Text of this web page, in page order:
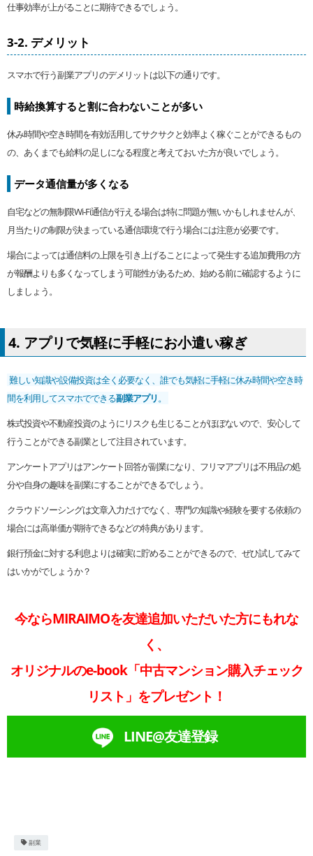
仕事効率が上がることに期待できるでしょう。
3-2. デメリット
スマホで行う副業アプリのデメリットは以下の通りです。
時給換算すると割に合わないことが多い
休み時間や空き時間を有効活用してサクサクと効率よく稼ぐことができるもの
の、あくまでも給料の足しになる程度と考えておいた方が良いでしょう。
データ通信量が多くなる
自宅などの無制限Wi-Fi通信が行える場合は特に問題が無いかもしれませんが、
月当たりの制限が決まっている通信環境で行う場合には注意が必要です。
場合によっては通信料の上限を引き上げることによって発生する追加費用の方
が報酬よりも多くなってしまう可能性があるため、始める前に確認するように
しましょう。
4. アプリで気軽に手軽にお小遣い稼ぎ
難しい知識や設備投資は全く必要なく、誰でも気軽に手軽に休み時間や空き時
間を利用してスマホでできる副業アプリ。
株式投資や不動産投資のようにリスクも生じることがほぼないので、安心して
行うことができる副業として注目されています。
アンケートアプリはアンケート回答が副業になり、フリマアプリは不用品の処
分や自身の趣味を副業にすることができるでしょう。
クラウドソーシングは文章入力だけでなく、専門の知識や経験を要する依頼の
場合には高単価が期待できるなどの特典があります。
銀行預金に対する利息よりは確実に貯めることができるので、ぜひ試してみて
はいかがでしょうか？
今ならMIRAIMOを友達追加いただいた方にもれな
く、
オリジナルのe-book「中古マンション購入チェック
リスト」をプレゼント！
LINE@友達登録
副業